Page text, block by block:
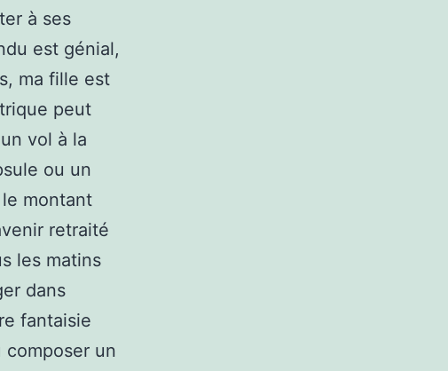
à ses
est génial,
ma fille est
peut
vol à la
ou un
montant
retraité
les matins
dans
fantaisie
composer un